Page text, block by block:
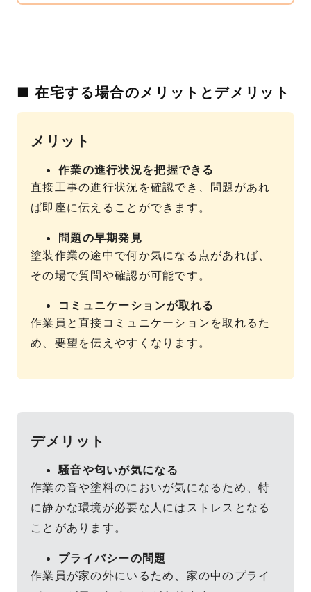
■ 在宅する場合のメリットとデメリット
メリット
作業の進行状況を把握できる
直接工事の進行状況を確認でき、問題があれ
ば即座に伝えることができます。
問題の早期発見
塗装作業の途中で何か気になる点があれば、
その場で質問や確認が可能です。
コミュニケーションが取れる
作業員と直接コミュニケーションを取れるた
め、要望を伝えやすくなります。
デメリット
騒音や匂いが気になる
作業の音や塗料のにおいが気になるため、特
に静かな環境が必要な人にはストレスとなる
ことがあります。
プライバシーの問題
作業員が家の外にいるため、家の中のプライ